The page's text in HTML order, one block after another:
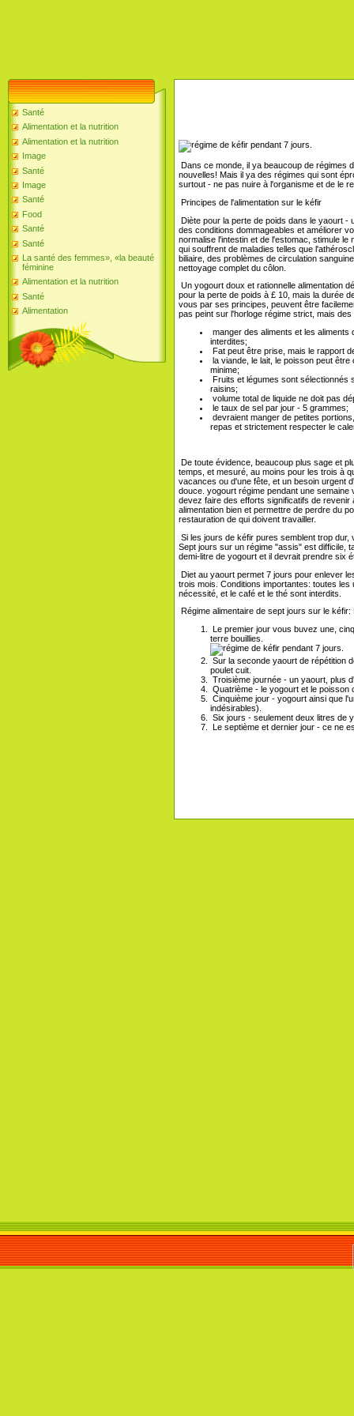
Santé
Alimentation et la nutrition
Alimentation et la nutrition
Image
Santé
Image
Santé
Food
Santé
Santé
La santé des femmes», «la beauté
féminine
Alimentation et la nutrition
Santé
Alimentation
Dans ce monde, il ya beaucoup de régimes
nouvelles! Mais il ya des régimes qui sont
surtout - ne pas nuire à l'organisme et de le
Principes de l'alimentation sur le kéfir
Diète pour la perte de poids dans le yaourt
des conditions dommageables et améliorer
normalise l'intestin et de l'estomac, stimule
qui souffrent de maladies telles que
biliaire, des problèmes de circulation
nettoyage complet du côlon.
Un yogourt doux et rationnelle alimentation
pour la perte de poids à £ 10, mais la durée
vous par ses principes, peuvent être
pas peint sur l'horloge régime strict, mais
manger des aliments et les
interdites;
Fat peut être prise, mais le rapport
la viande, le lait, le poisson peut
minime;
Fruits et légumes sont sélectionnés
raisins;
volume total de liquide ne doit pas
le taux de sel par jour - 5 grammes;
devraient manger de petites
repas et strictement respecter le
De toute évidence, beaucoup plus sage et
temps, et mesuré, au moins pour les trois à
vacances ou d'une fête, et un besoin urgent
douce. yogourt régime pendant une
devez faire des efforts significatifs de
alimentation bien et permettre de perdre du
restauration de qui doivent travailler.
Si les jours de kéfir pures semblent trop
Sept jours sur un régime "assis" est difficile,
demi-litre de yogourt et il devrait prendre six
Diet au yaourt permet 7 jours pour enlever
trois mois. Conditions importantes: toutes
nécessité, et le café et le thé sont interdits.
Régime alimentaire de sept jours sur le kéfir:
Le premier jour vous buvez une,
terre bouillies.
Sur la seconde yaourt de répétition
poulet cuit.
Troisième journée - un yaourt, plus
Quatrième - le yogourt et le poisson
Cinquième jour - yogourt ainsi que
indésirables).
Six jours - seulement deux litres de
Le septième et dernier jour - ce ne